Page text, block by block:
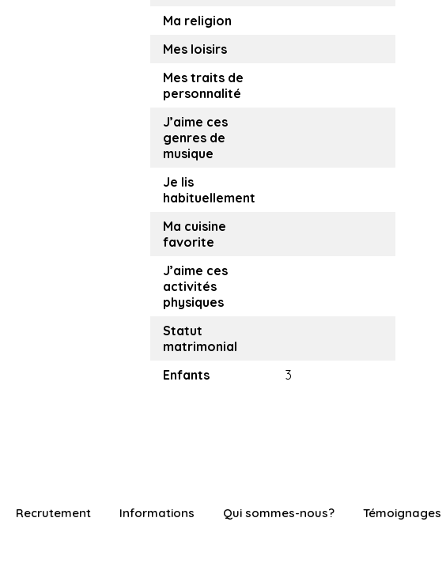
Ma religion
Mes loisirs
Mes traits de
personnalité
J’aime ces
genres de
musique
Je lis
habituellement
Ma cuisine
favorite
J’aime ces
activités
physiques
Statut
matrimonial
Enfants
3
Recrutement Informations Qui sommes-nous? Témoignages